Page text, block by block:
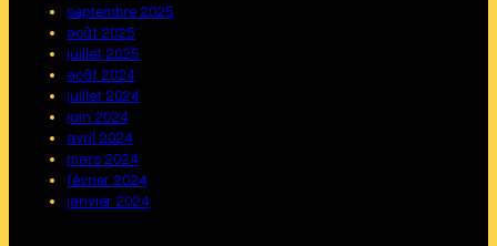
septembre 2025
août 2025
juillet 2025
août 2024
juillet 2024
juin 2024
avril 2024
mars 2024
février 2024
janvier 2024